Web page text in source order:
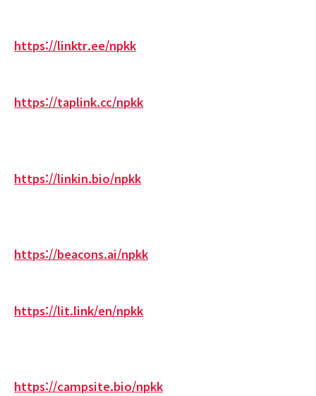
https://linktr.ee/npkk
https://taplink.cc/npkk
https://linkin.bio/npkk
https://beacons.ai/npkk
https://lit.link/en/npkk
https://campsite.bio/npkk